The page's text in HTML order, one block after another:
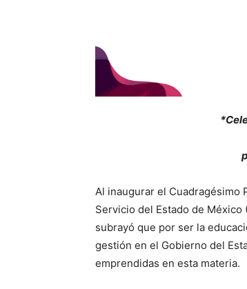
Al inaugurar el Cuadragésimo
Servicio del Estado de México
subrayó que por ser la
gestión en el Gobierno del
emprendidas en esta materia.